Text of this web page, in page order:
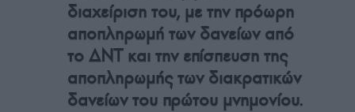
διαχείριση του, με την πρόωρη
αποπληρωμή των δανείων από
το ΔΝΤ και την επίσπευση της
αποπληρωμής των διακρατικών
δανείων του πρώτου μνημονίου.